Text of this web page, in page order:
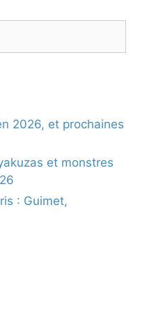
2026, et prochaines
et monstres
: Guimet,